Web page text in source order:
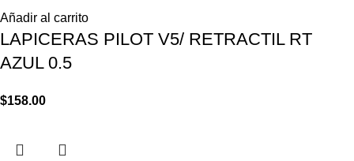
Añadir al carrito
LAPICERAS PILOT V5/ RETRACTIL RT
AZUL 0.5
$158.00